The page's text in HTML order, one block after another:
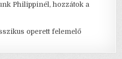
Philippinél, hozzátok a
operett felemelő